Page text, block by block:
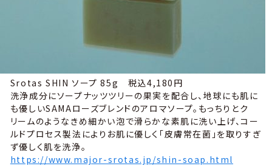
Srotas SHIN ソープ 85g 税込4,180円
洗浄成分にソープナッツツリーの果実を配合し、地球にも肌に
も優しいSAMAローズブレンドのアロマソープ。もっちりとク
リームのようなきめ細かい泡で滑らかな素肌に洗い上げ、コー
ルドプロセス製法によりお肌に優しく「皮膚常在菌」を取りすぎ
ず優しく肌を洗浄。
https://www.major-srotas.jp/shin-soap.html